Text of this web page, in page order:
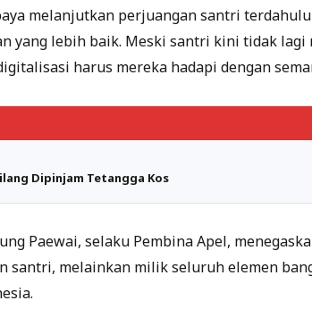
melanjutkan perjuangan santri
yang lebih baik. Meski santri kini tidak lagi
harus mereka hadapi dengan
Dipinjam Tetangga Kos
Paewai, selaku Pembina Apel,
santri, melainkan milik seluruh elemen